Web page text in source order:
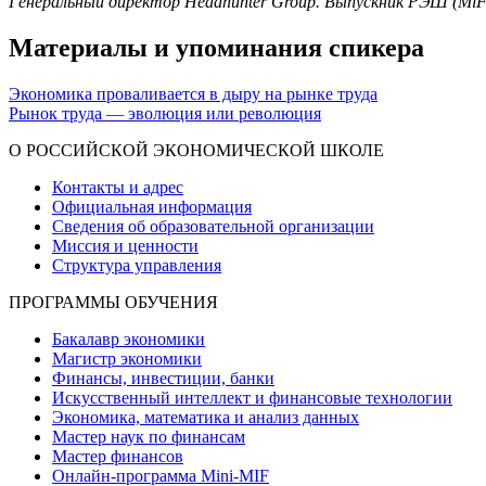
Материалы и упоминания спикера
Экономика проваливается в дыру на рынке труда
Рынок труда — эволюция или революция
О РОССИЙСКОЙ ЭКОНОМИЧЕСКОЙ ШКОЛЕ
Контакты и адрес
Официальная информация
Сведения об образовательной организации
Миссия и ценности
Структура управления
ПРОГРАММЫ ОБУЧЕНИЯ
Бакалавр экономики
Магистр экономики
Финансы, инвестиции, банки
Искусственный интеллект и финансовые технологии
Экономика, математика и анализ данных
Мастер наук по финансам
Мастер финансов
Онлайн-программа Mini-MIF